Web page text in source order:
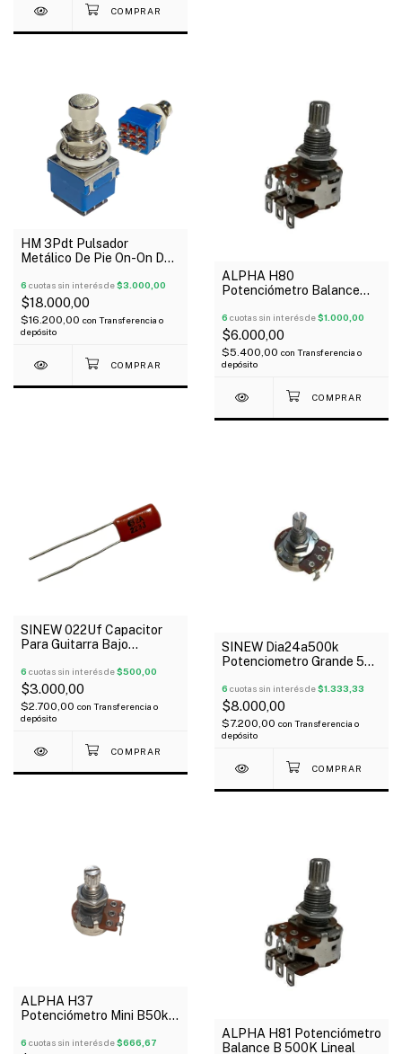
HM 3Pdt Pulsador
Metálico De Pie On-On De
Retencion
6 cuotas sin interés de$3.000,00
$18.000,00
$16.200,00 con Transferencia o
depósito
ALPHA H80
Potenciómetro Balance
6 cuotas sin interés de$1.000,00
$6.000,00
$5.400,00 con Transferencia o
depósito
SINEW 022Uf Capacitor
Para Guitarra Bajo
6 cuotas sin interés de$500,00
$3.000,00
$2.700,00 con Transferencia o
depósito
SINEW Dia24a500k
Potenciometro Grande 500
6 cuotas sin interés de$1.333,33
$8.000,00
$7.200,00 con Transferencia o
depósito
ALPHA H37
Potenciómetro Mini B50k
6 cuotas sin interés de$666,67
ALPHA H81 Potenciómetro
Balance B 500K Lineal